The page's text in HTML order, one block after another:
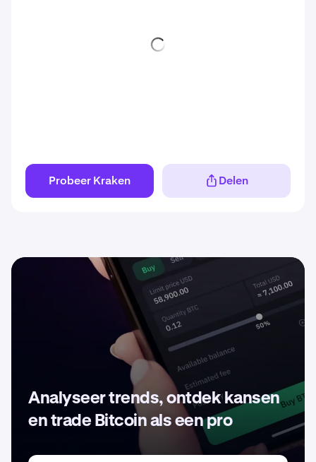
Probeer Kraken Delen
Analyseer trends, ontdek kansen
en trade Bitcoin als een pro